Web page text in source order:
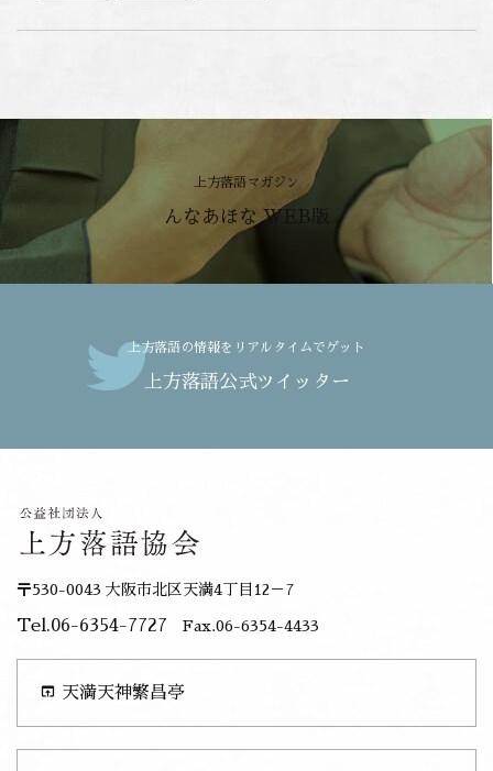
上方落語マガジン
んなあほな WEB版
上方落語の情報をリアルタイムでゲット
上方落語公式ツイッター
〒530-0043 大阪市北区天満4丁目12－7
Tel.06-6354-7727 Fax.06-6354-4433
open_in_browser 天満天神繁昌亭